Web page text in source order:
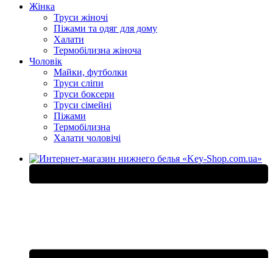
Жінка
Труси жіночі
Піжами та одяг для дому
Халати
Термобілизна жіноча
Чоловік
Майки, футболки
Труси сліпи
Труси боксери
Труси сімейні
Піжами
Термобілизна
Халати чоловічі